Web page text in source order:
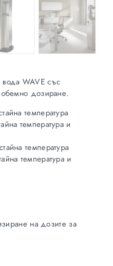
WAVE със
дозиране.
температура
температура и
температура
температура и
на дозите за